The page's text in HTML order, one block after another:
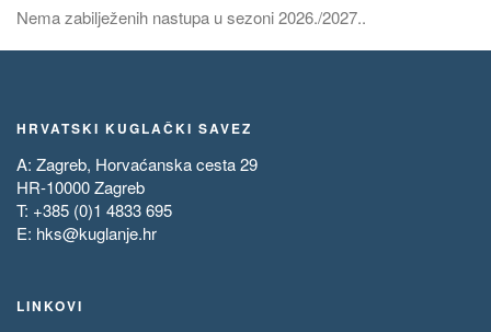
Nema zabilježenih nastupa u sezoni 2026./2027..
HRVATSKI KUGLAČKI SAVEZ
A: Zagreb, Horvaćanska cesta 29
HR-10000 Zagreb
T: +385 (0)1 4833 695
E: hks@kuglanje.hr
LINKOVI